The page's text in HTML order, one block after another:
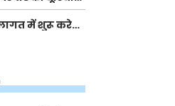
ग्रेड में
में शुरू करे